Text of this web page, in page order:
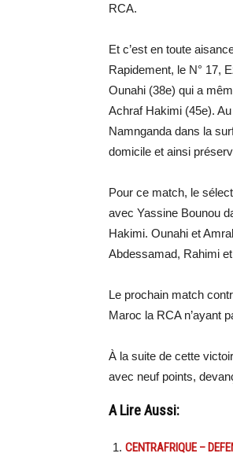
RCA.
Et c’est en toute
Rapidement, le N° 17,
Ounahi (38e) qui a
Achraf Hakimi (45e).
Namnganda dans la
domicile et ainsi
Pour ce match, le
avec Yassine Bounou
Hakimi. Ounahi et
Abdessamad, Rahimi
Le prochain match
Maroc la RCA n’ayant
À la suite de cette
avec neuf points,
A Lire Aussi:
CENTRAFRIQUE –